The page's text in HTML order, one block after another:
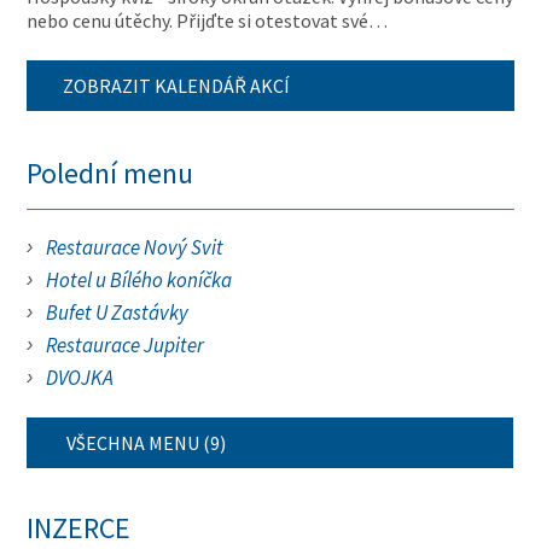
nebo cenu útěchy. Přijďte si otestovat své…
ZOBRAZIT KALENDÁŘ AKCÍ
Polední menu
Restaurace Nový Svit
Hotel u Bílého koníčka
Bufet U Zastávky
Restaurace Jupiter
DVOJKA
VŠECHNA MENU (9)
INZERCE